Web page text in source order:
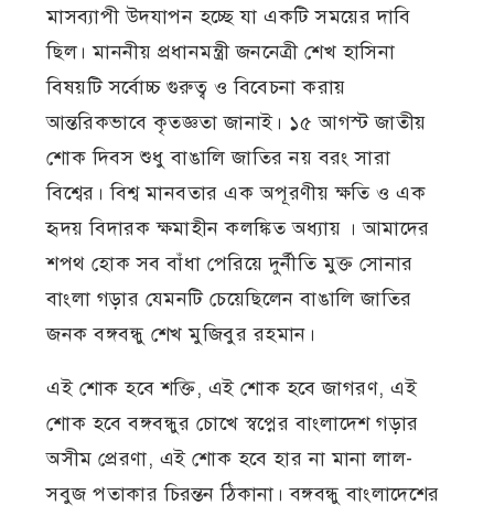
মাসব্যাপী উদযাপন হচ্ছে যা একটি সময়ের দাবি
ছিল। মাননীয় প্রধানমন্ত্রী জননেত্রী শেখ হাসিনা
বিষয়টি সর্বোচ্চ গুরুত্ব ও বিবেচনা করায়
আন্তরিকভাবে কৃতজ্ঞতা জানাই। ১৫ আগস্ট জাতীয়
শোক দিবস শুধু বাঙালি জাতির নয় বরং সারা
বিশ্বের। বিশ্ব মানবতার এক অপূরণীয় ক্ষতি ও এক
হৃদয় বিদারক ক্ষমাহীন কলঙ্কিত অধ্যায় । আমাদের
শপথ হোক সব বাঁধা পেরিয়ে দুর্নীতি মুক্ত সোনার
বাংলা গড়ার যেমনটি চেয়েছিলেন বাঙালি জাতির
জনক বঙ্গবন্ধু শেখ মুজিবুর রহমান।
এই শোক হবে শক্তি, এই শোক হবে জাগরণ, এই
শোক হবে বঙ্গবন্ধুর চোখে স্বপ্নের বাংলাদেশ গড়ার
অসীম প্রেরণা, এই শোক হবে হার না মানা লাল-
সবুজ পতাকার চিরন্তন ঠিকানা। বঙ্গবন্ধু বাংলাদেশের